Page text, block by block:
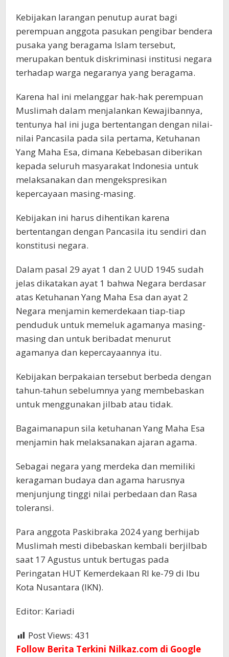
Kebijakan larangan penutup aurat bagi
perempuan anggota pasukan pengibar bendera
pusaka yang beragama Islam tersebut,
merupakan bentuk diskriminasi institusi negara
terhadap warga negaranya yang beragama.
Karena hal ini melanggar hak-hak perempuan
Muslimah dalam menjalankan Kewajibannya,
tentunya hal ini juga bertentangan dengan nilai-
nilai Pancasila pada sila pertama, Ketuhanan
Yang Maha Esa, dimana Kebebasan diberikan
kepada seluruh masyarakat Indonesia untuk
melaksanakan dan mengekspresikan
kepercayaan masing-masing.
Kebijakan ini harus dihentikan karena
bertentangan dengan Pancasila itu sendiri dan
konstitusi negara.
Dalam pasal 29 ayat 1 dan 2 UUD 1945 sudah
jelas dikatakan ayat 1 bahwa Negara berdasar
atas Ketuhanan Yang Maha Esa dan ayat 2
Negara menjamin kemerdekaan tiap-tiap
penduduk untuk memeluk agamanya masing-
masing dan untuk beribadat menurut
agamanya dan kepercayaannya itu.
Kebijakan berpakaian tersebut berbeda dengan
tahun-tahun sebelumnya yang membebaskan
untuk menggunakan jilbab atau tidak.
Bagaimanapun sila ketuhanan Yang Maha Esa
menjamin hak melaksanakan ajaran agama.
Sebagai negara yang merdeka dan memiliki
keragaman budaya dan agama harusnya
menjunjung tinggi nilai perbedaan dan Rasa
toleransi.
Para anggota Paskibraka 2024 yang berhijab
Muslimah mesti dibebaskan kembali berjilbab
saat 17 Agustus untuk bertugas pada
Peringatan HUT Kemerdekaan RI ke-79 di Ibu
Kota Nusantara (IKN).
Editor: Kariadi
Post Views: 431
Follow Berita Terkini Nilkaz.com di Google